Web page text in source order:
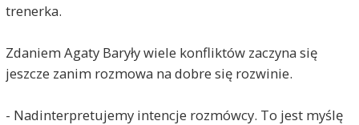
trenerka.
Zdaniem Agaty Baryły wiele konfliktów zaczyna się
jeszcze zanim rozmowa na dobre się rozwinie.
- Nadinterpretujemy intencje rozmówcy. To jest myślę